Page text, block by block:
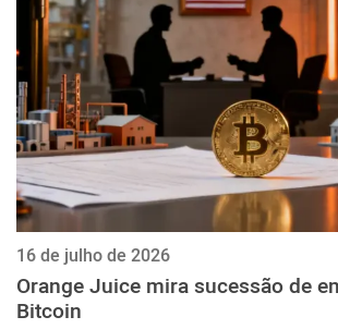
16 de julho de 2026
Orange Juice mira sucessão de
Bitcoin